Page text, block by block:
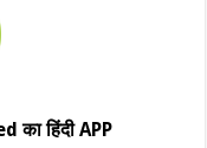
का हिंदी APP